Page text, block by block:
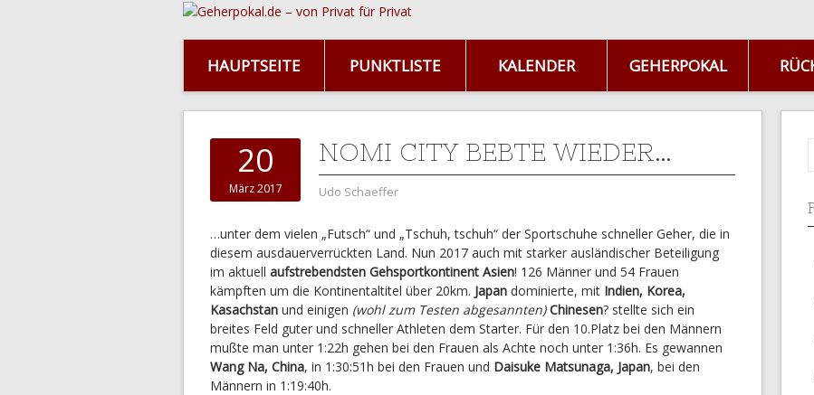
HAUPTSEITE PUNKTLISTE KALENDER GEHERPOKAL
20
März 2017
NOMI CITY BEBTE WIEDER…
Udo Schaeffer
…unter dem vielen „Futsch“ und „Tschuh, tschuh“ der Sportschuhe schneller Geher, die in
diesem ausdauerverrückten Land. Nun 2017 auch mit starker ausländischer Beteiligung
im aktuell aufstrebendsten Gehsportkontinent Asien! 126 Männer und 54 Frauen
kämpften um die Kontinentaltitel über 20km. Japan dominierte, mit Indien, Korea,
Kasachstan und einigen (wohl zum Testen abgesannten)Chinesen? stellte sich ein
breites Feld guter und schneller Athleten dem Starter. Für den 10.Platz bei den Männern
mußte man unter 1:22h gehen bei den Frauen als Achte noch unter 1:36h. Es gewannen
Wang Na, China, in 1:30:51h bei den Frauen und Daisuke Matsunaga, Japan, bei den
Männern in 1:19:40h.